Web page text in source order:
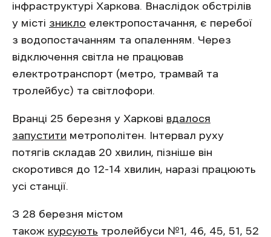
інфраструктурі Харкова. Внаслідок обстрілів
у місті зникло електропостачання, є перебої
з водопостачанням та опаленням. Через
відключення світла не працював
електротранспорт (метро, трамвай та
тролейбус) та світлофори.
Вранці 25 березня у Харкові вдалося
запустити метрополітен. Інтервал руху
потягів складав 20 хвилин, пізніше він
скоротився до 12-14 хвилин, наразі працюють
усі станції.
З 28 березня містом
також курсують тролейбуси №1, 46, 45, 51, 52